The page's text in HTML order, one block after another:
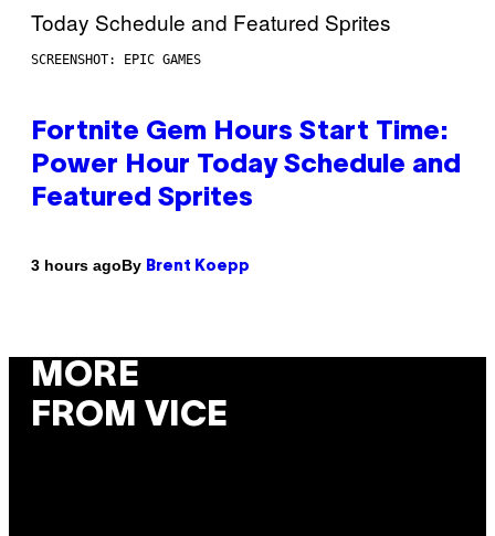
SCREENSHOT: EPIC GAMES
Fortnite Gem Hours Start Time:
Power Hour Today Schedule and
Featured Sprites
3 hours agoBy Brent Koepp
MORE
FROM VICE